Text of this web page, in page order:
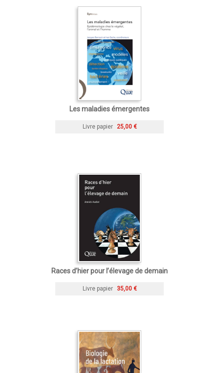
Les maladies émergentes
Livre papier 25,00 €
Races d’hier pour l’élevage de demain
Livre papier 35,00 €